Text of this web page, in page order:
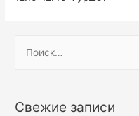
Свежие записи